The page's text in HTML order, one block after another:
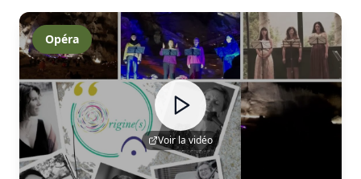
Voir la vidéo
Opéra